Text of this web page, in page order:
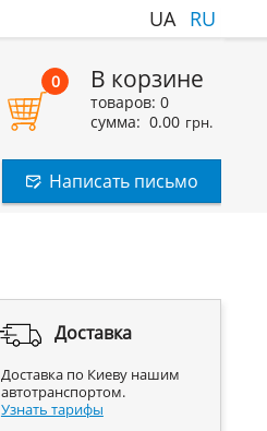
UA RU
0 В корзине
товаров: 0
сумма: 0.00 грн.
Написать письмо
Доставка
Доставка по Киеву нашим
автотранспортом.
Узнать тарифы